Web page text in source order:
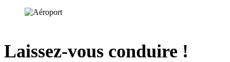
Laissez-vous conduire !